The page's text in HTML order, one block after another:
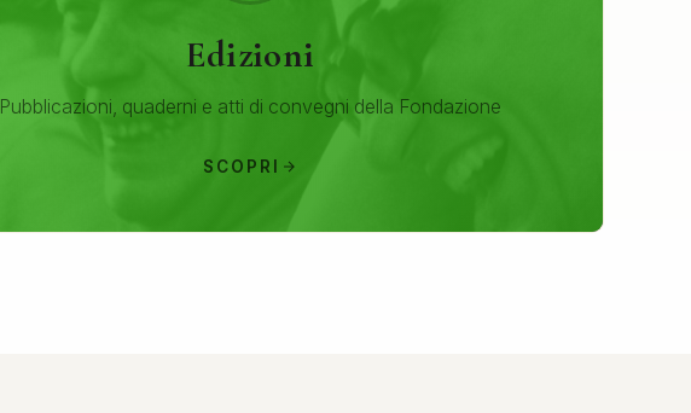
Edizioni
Pubblicazioni, quaderni e atti di convegni della Fondazione
SCOPRI